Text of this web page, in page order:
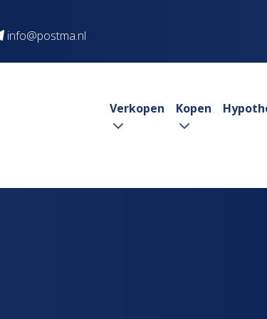
info@postma.nl
Verkopen Kopen